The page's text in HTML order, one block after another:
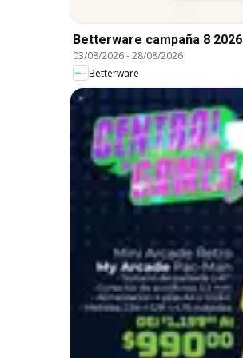
Betterware campaña 8 2026
03/08/2026-28/08/2026
Betterware